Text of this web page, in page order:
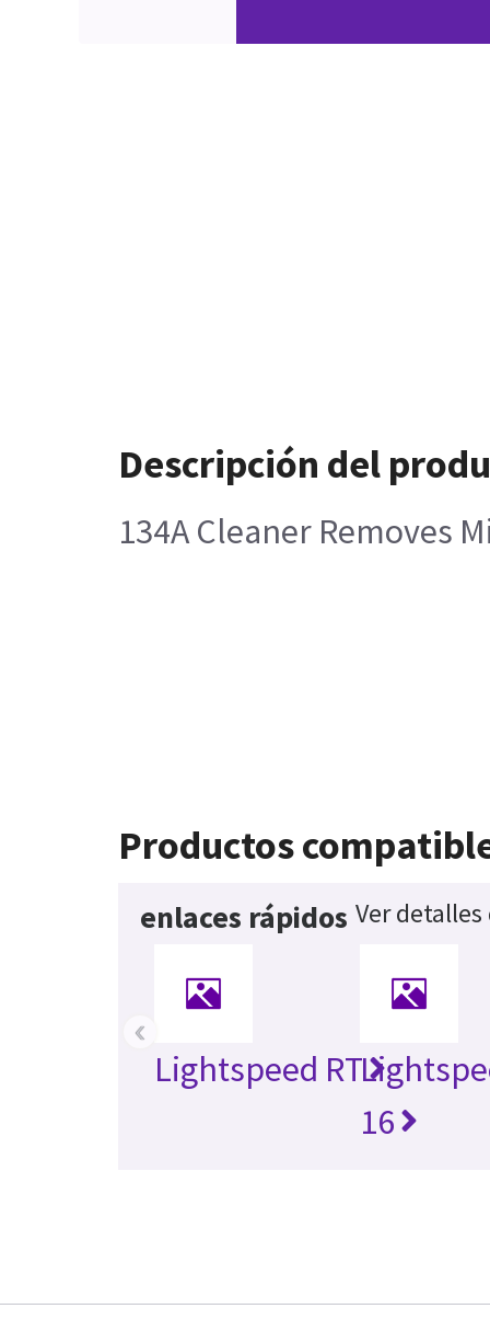
Descripción del
134A Cleaner Removes
Productos
enlaces rápidos Ver
Lightspeed RT
16
‹